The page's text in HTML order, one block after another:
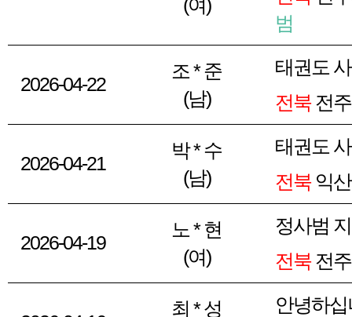
(여)
범
2026-04-22
조 * 준
(남)
태권도
전북전주
2026-04-21
박 * 수
(남)
태권도
전북익
2026-04-19
노 * 현
(여)
정사범
전북전주
최 * 성
안녕하